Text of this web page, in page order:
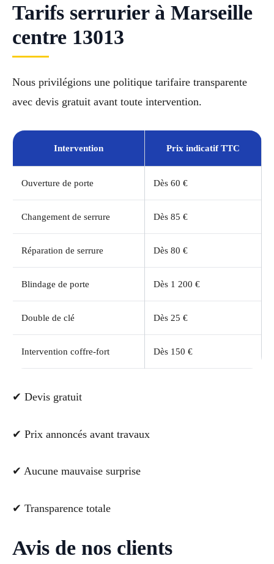
Tarifs serrurier à Marseille
centre 13013
Nous privilégions une politique tarifaire transparente
avec devis gratuit avant toute intervention.
Intervention Prix indicatif TTC
Ouverture de porte Dès 60 €
Changement de serrure Dès 85 €
Réparation de serrure Dès 80 €
Blindage de porte Dès 1 200 €
Double de clé Dès 25 €
Intervention coffre-fort Dès 150 €
✔ Devis gratuit
✔ Prix annoncés avant travaux
✔ Aucune mauvaise surprise
✔ Transparence totale
Avis de nos clients